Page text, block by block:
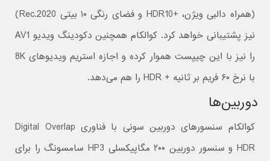
(همراه دالبی ویژن، +HDR10 و فضای رنگی ۱۰ بیتی Rec.2020)
نیز پشتیبانی خواهد کرد. کوالکام همچنین دکودینگ ویدیو AV1
را نیز با این چیپست هموار کرده و اجازه استریم ویدیوهای 8K
با نرخ ۶۰ فریم بر ثانیه + HDR را هم می‌دهد.
دوربین‌ها
کوالکام سنسورهای دوربین سونی با فناوری Digital Overlap
HDR و سنسور دوربین ۲۰۰ مگاپیکسلی HP3 سامسونگ را برای